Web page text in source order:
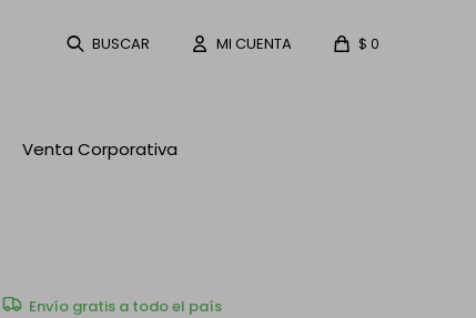
Venta Corporativa
$ 0
Envío gratis a todo el país